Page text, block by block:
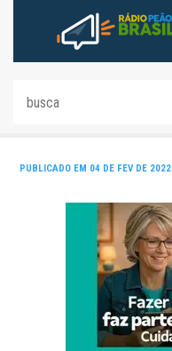
PUBLICADO EM 04 DE FEV DE 2022